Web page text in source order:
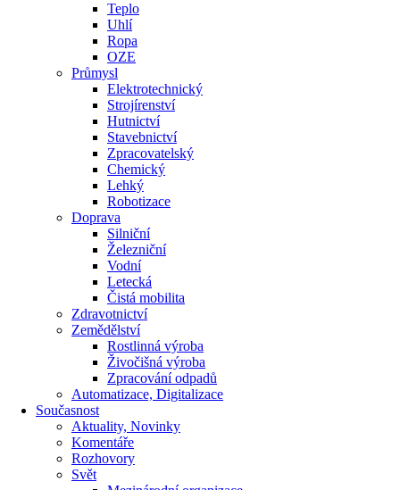
Teplo
Uhlí
Ropa
OZE
Průmysl
Elektrotechnický
Strojírenství
Hutnictví
Stavebnictví
Zpracovatelský
Chemický
Lehký
Robotizace
Doprava
Silniční
Železniční
Vodní
Letecká
Čistá mobilita
Zdravotnictví
Zemědělství
Rostlinná výroba
Živočišná výroba
Zpracování odpadů
Automatizace, Digitalizace
Současnost
Aktuality, Novinky
Komentáře
Rozhovory
Svět